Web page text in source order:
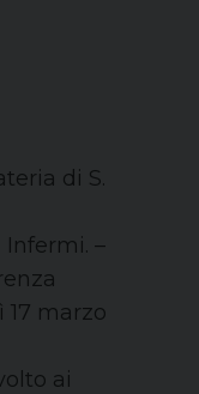
di S.
–
marzo
ai